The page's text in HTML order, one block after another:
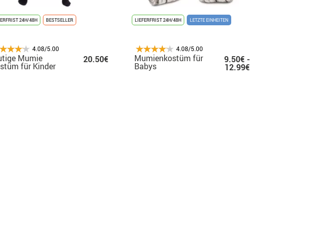
24H/48H BESTSELLER
4.08/5.00
Mumie
für Kinder
20.50€
LIEFERFRIST 24H/48H LETZTE EINHEITEN
4.08/5.00
Mumienkostüm für
Babys
9.50€ -
12.99€